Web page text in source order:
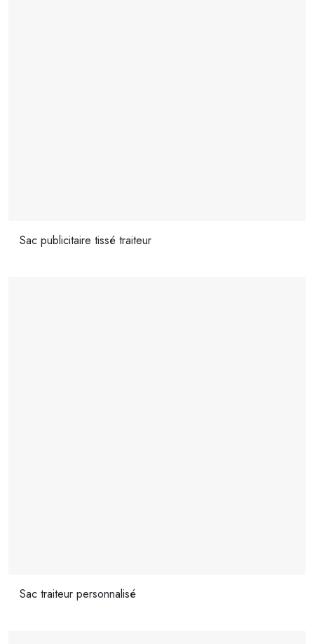
Sac publicitaire tissé traiteur
Sac traiteur personnalisé